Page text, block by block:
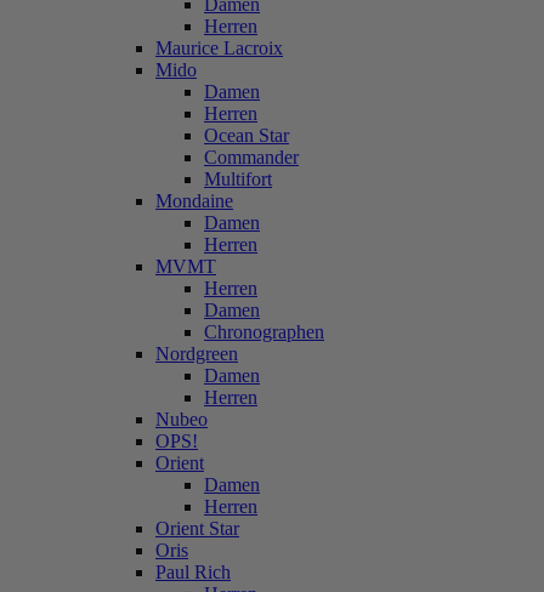
Damen
Herren
Maurice Lacroix
Mido
Damen
Herren
Ocean Star
Commander
Multifort
Mondaine
Damen
Herren
MVMT
Herren
Damen
Chronographen
Nordgreen
Damen
Herren
Nubeo
OPS!
Orient
Damen
Herren
Orient Star
Oris
Paul Rich